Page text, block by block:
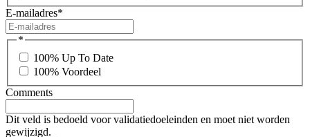
E-mailadres*
*
100% Up To Date
100% Voordeel
Comments
Dit veld is bedoeld voor validatiedoeleinden en moet niet worden
gewijzigd.